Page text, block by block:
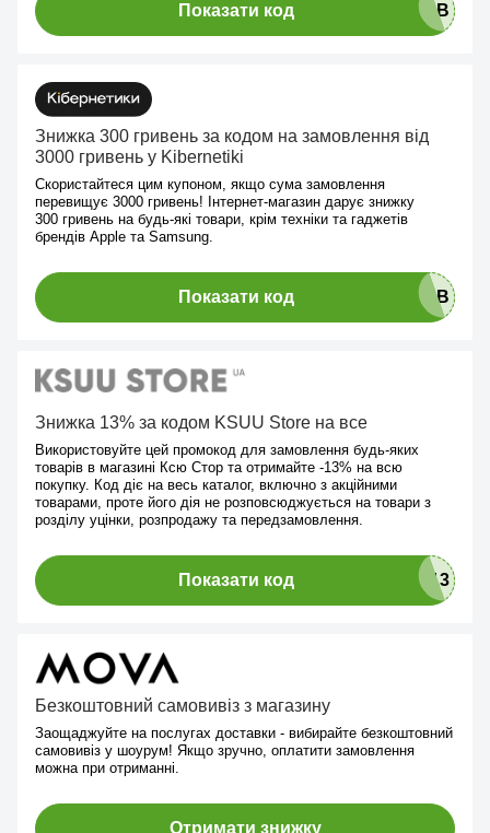
Показати код
Знижка 300 гривень за кодом на замовлення від
3000 гривень у Kibernetiki
Скористайтеся цим купоном, якщо сума замовлення
перевищує 3000 гривень! Інтернет-магазин дарує знижку
300 гривень на будь-які товари, крім техніки та гаджетів
брендів Apple та Samsung.
Показати код
Знижка 13% за кодом KSUU Store на все
Використовуйте цей промокод для замовлення будь-яких
товарів в магазині Ксю Стор та отримайте -13% на всю
покупку. Код діє на весь каталог, включно з акційними
товарами, проте його дія не розповсюджується на товари з
розділу уцінки, розпродажу та передзамовлення.
Показати код
Безкоштовний самовивіз з магазину
Заощаджуйте на послугах доставки - вибирайте безкоштовний
самовивіз у шоурум! Якщо зручно, оплатити замовлення
можна при отриманні.
Отримати знижку